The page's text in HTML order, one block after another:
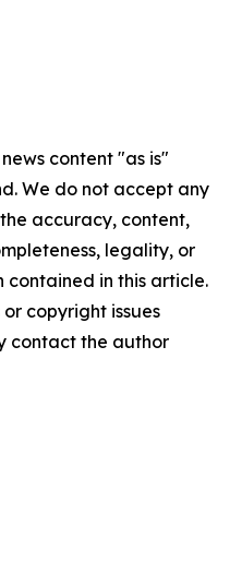
content "as is"
We do not accept any
accuracy, content,
legality, or
in this article.
copyright issues
contact the author